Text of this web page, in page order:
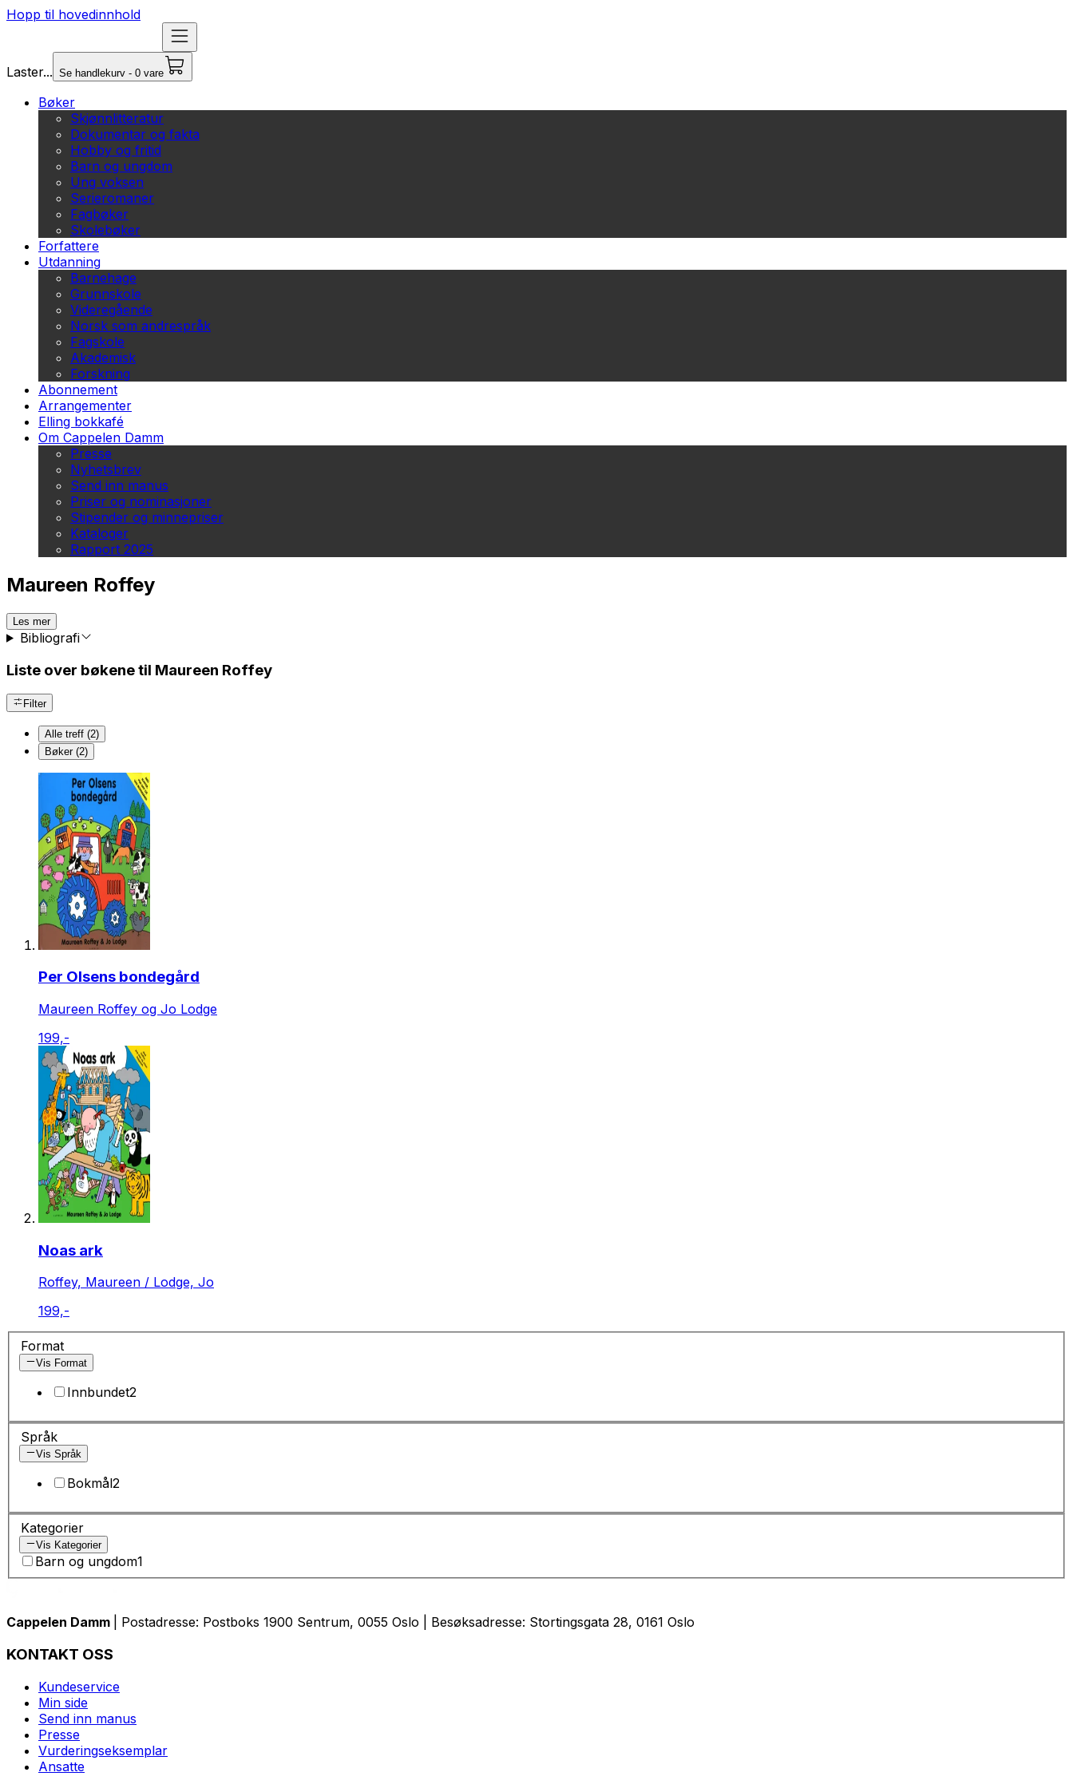
Hopp til hovedinnhold
Laster... Se handlekurv - 0 vare
Bøker
Skjønnlitteratur
Dokumentar og fakta
Hobby og fritid
Barn og ungdom
Ung voksen
Serieromaner
Fagbøker
Skolebøker
Forfattere
Utdanning
Barnehage
Grunnskole
Videregående
Norsk som andrespråk
Fagskole
Akademisk
Forskning
Abonnement
Arrangementer
Elling bokkafé
Om Cappelen Damm
Presse
Nyhetsbrev
Send inn manus
Priser og nominasjoner
Stipender og minnepriser
Kataloger
Rapport 2025
Maureen Roffey
Les mer
Bibliografi
Liste over bøkene til Maureen Roffey
Filter
Alle treff (2)
Bøker (2)
Per Olsens bondegård
Maureen Roffey og Jo Lodge
199,-
Noas ark
Roffey, Maureen / Lodge, Jo
199,-
Format
Vis Format
Innbundet2
Språk
Vis Språk
Bokmål2
Kategorier
Vis Kategorier
Barn og ungdom1
Cappelen Damm | Postadresse: Postboks 1900 Sentrum, 0055 Oslo | Besøksadresse: Stortingsgata 28, 0161 Oslo
KONTAKT OSS
Kundeservice
Min side
Send inn manus
Presse
Vurderingseksemplar
Ansatte